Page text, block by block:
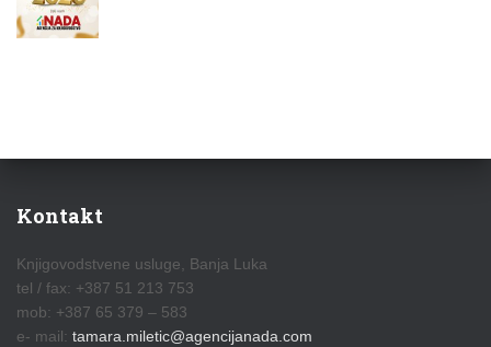
Kontakt
Knjigovodstvene usluge, Banja Luka
tel / fax: +387 51 213 753
mob: +387 65 379 – 583
e- mail: tamara.miletic@agencijanada.com